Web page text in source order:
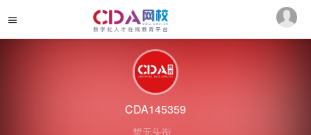
CDA145359
暂无头衔